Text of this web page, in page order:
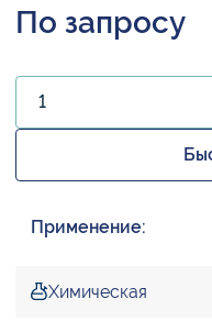
По запросу
Применение:
Химическая